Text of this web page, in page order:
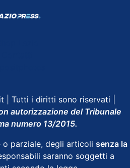
| Tutti i diritti sono riservati |
autorizzazione del Tribunale
numero 13/2015.
parziale, degli articoli senza la
saranno soggetti a